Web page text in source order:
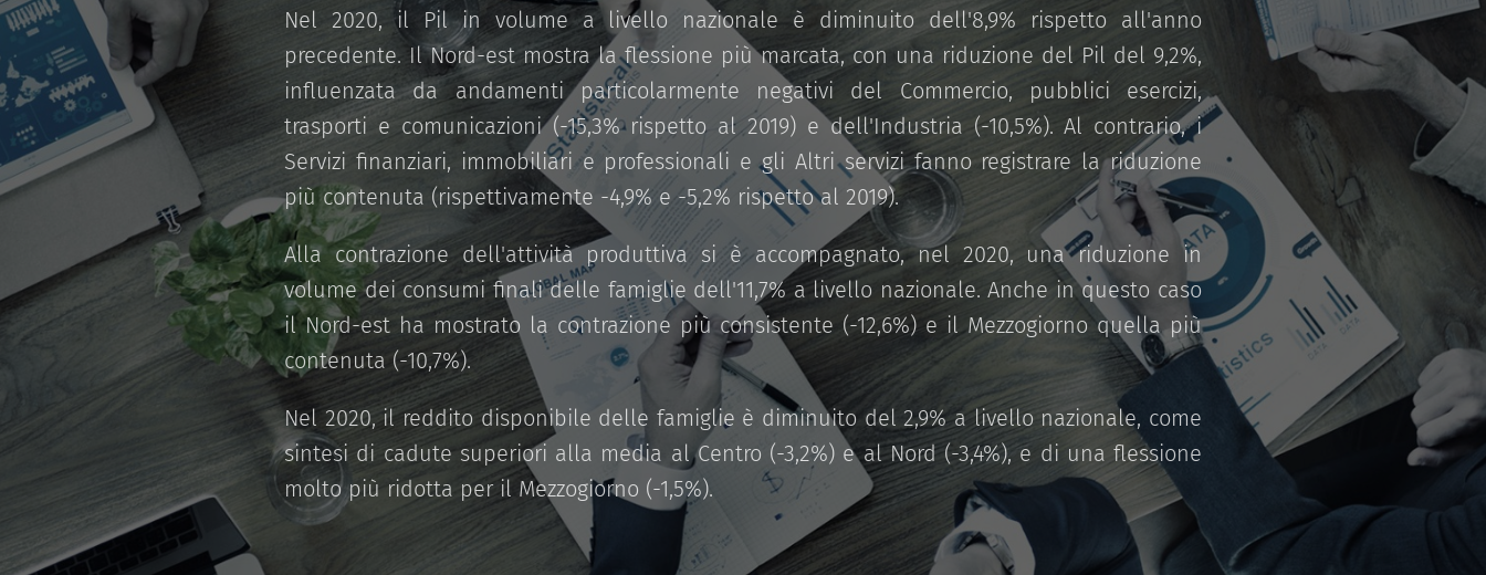
Nel 2020, il Pil in volume a livello nazionale è diminuito dell'8,9% rispetto all'anno
precedente. Il Nord-est mostra la flessione più marcata, con una riduzione del Pil del 9,2%,
influenzata da andamenti particolarmente negativi del Commercio, pubblici esercizi,
trasporti e comunicazioni (-15,3% rispetto al 2019) e dell'Industria (-10,5%). Al contrario, i
Servizi finanziari, immobiliari e professionali e gli Altri servizi fanno registrare la riduzione
più contenuta (rispettivamente -4,9% e -5,2% rispetto al 2019).
Alla contrazione dell'attività produttiva si è accompagnato, nel 2020, una riduzione in
volume dei consumi finali delle famiglie dell'11,7% a livello nazionale. Anche in questo caso
il Nord-est ha mostrato la contrazione più consistente (-12,6%) e il Mezzogiorno quella più
contenuta (-10,7%).
Nel 2020, il reddito disponibile delle famiglie è diminuito del 2,9% a livello nazionale, come
sintesi di cadute superiori alla media al Centro (-3,2%) e al Nord (-3,4%), e di una flessione
molto più ridotta per il Mezzogiorno (-1,5%).